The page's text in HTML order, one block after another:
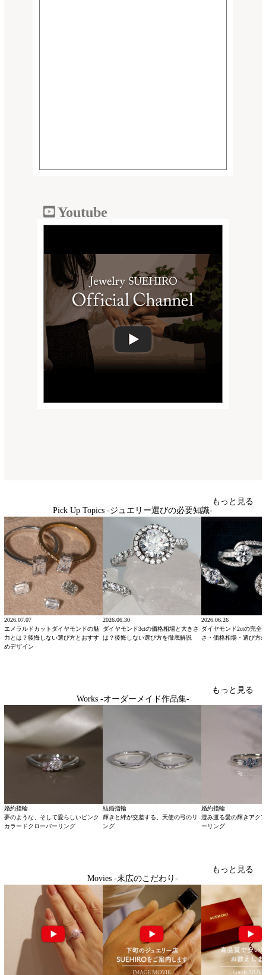
Youtube
Pick Up Topics -ジュエリー選びの必要知識-
もっと見る
2026.07.07
エメラルドカットダイヤモンドの魅
力とは？後悔しない選び方とおすす
めデザイン
2026.06.30
ダイヤモンド3ctの価格相場と大きさ
は？後悔しない選び方を徹底解説
2026.06.26
ダイヤモンド2ctの完全
さ・価格相場・選び方
Works -オーダーメイド作品集-
もっと見る
婚約指輪
夢のような、そして愛らしいピンク
カラードクローバーリング
結婚指輪
輝きと絆が交差する、天使の弓のリ
ング
婚約指輪
澄み渡る愛の輝きアク
ーリング
Movies -末広のこだわり-
もっと見る